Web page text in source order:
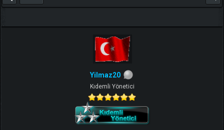
Yilmaz20
Kıdemli Yönetici